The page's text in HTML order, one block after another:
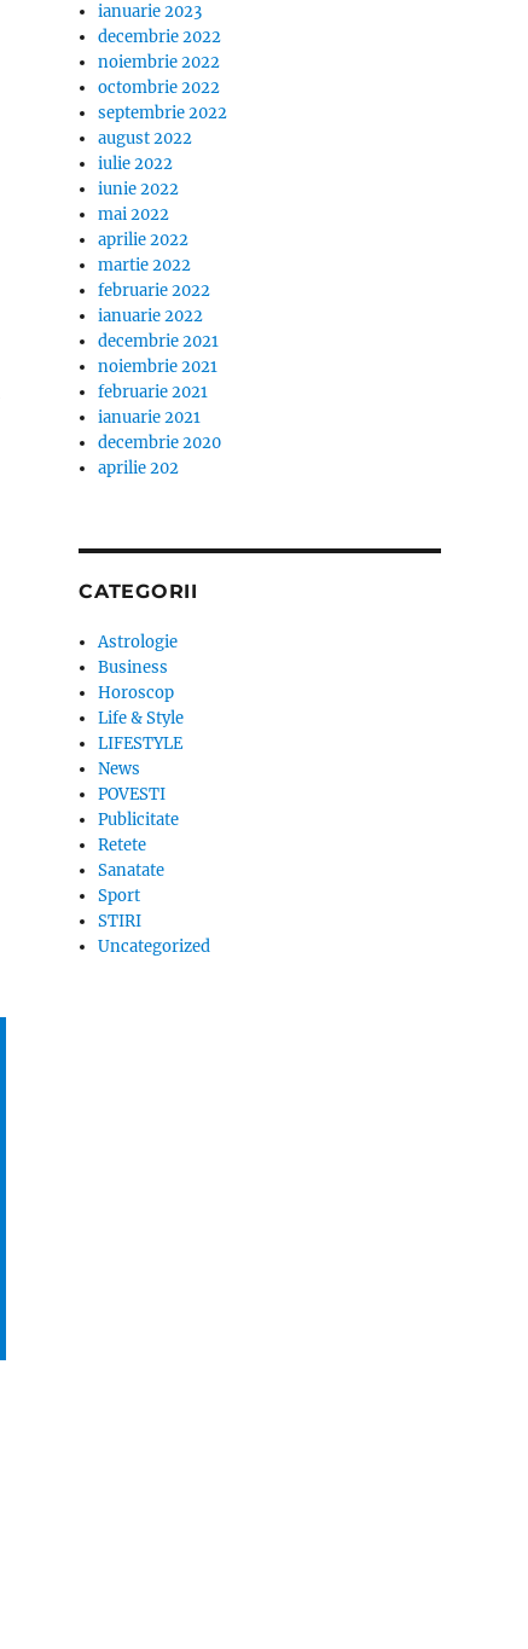
ianuarie 2023
decembrie 2022
noiembrie 2022
octombrie 2022
septembrie 2022
august 2022
iulie 2022
iunie 2022
mai 2022
aprilie 2022
martie 2022
februarie 2022
ianuarie 2022
decembrie 2021
noiembrie 2021
februarie 2021
ianuarie 2021
decembrie 2020
aprilie 202
CATEGORII
Astrologie
Business
Horoscop
Life & Style
LIFESTYLE
News
POVESTI
Publicitate
Retete
Sanatate
Sport
STIRI
Uncategorized